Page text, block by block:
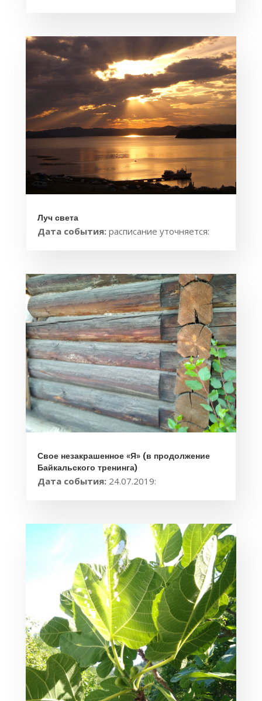
Луч света
Дата события: расписание уточняется:
Свое незакрашенное «Я» (в продолжение
Байкальского тренинга)
Дата события: 24.07.2019: